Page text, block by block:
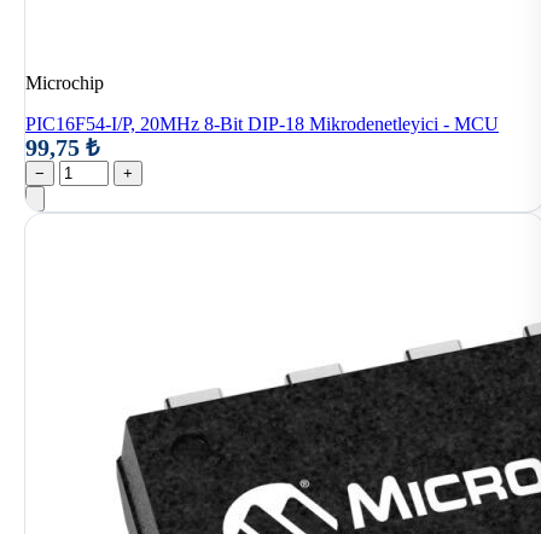
Microchip
PIC16F54-I/P, 20MHz 8-Bit DIP-18 Mikrodenetleyici - MCU
99,75 ₺
− +